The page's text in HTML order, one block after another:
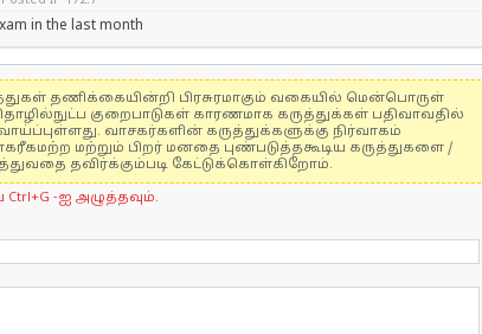
in the last month
தணிக்கையின்றி பிரசுரமாகும் வகையில் மென்பொருள்
குறைபாடுகள் காரணமாக கருத்துக்கள் பதிவாவதில்
வாசகர்களின் கருத்துக்களுக்கு நிர்வாகம்
மற்றும் பிறர் மனதை புண்படுத்தகூடிய கருத்துகளை /
தவிர்க்கும்படி கேட்டுக்கொள்கிறோம்.
-ஐ அழுத்தவும்.